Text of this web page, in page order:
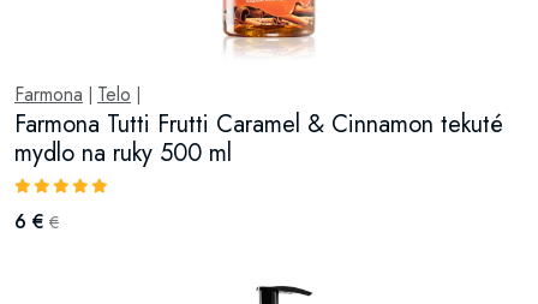
Farmona Telo
Farmona Tutti Frutti Caramel & Cinnamon tekuté
mydlo na ruky 500 ml
6 € €